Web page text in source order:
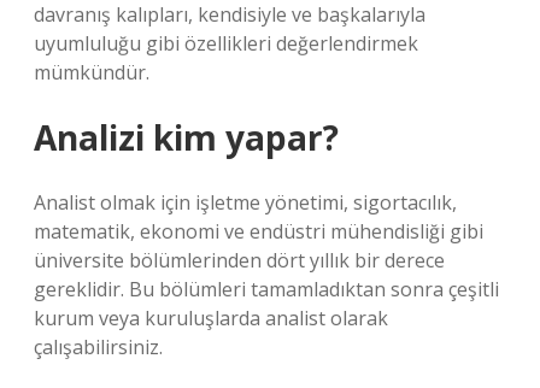
davranış kalıpları, kendisiyle ve başkalarıyla
uyumluluğu gibi özellikleri değerlendirmek
mümkündür.
Analizi kim yapar?
Analist olmak için işletme yönetimi, sigortacılık,
matematik, ekonomi ve endüstri mühendisliği gibi
üniversite bölümlerinden dört yıllık bir derece
gereklidir. Bu bölümleri tamamladıktan sonra çeşitli
kurum veya kuruluşlarda analist olarak
çalışabilirsiniz.